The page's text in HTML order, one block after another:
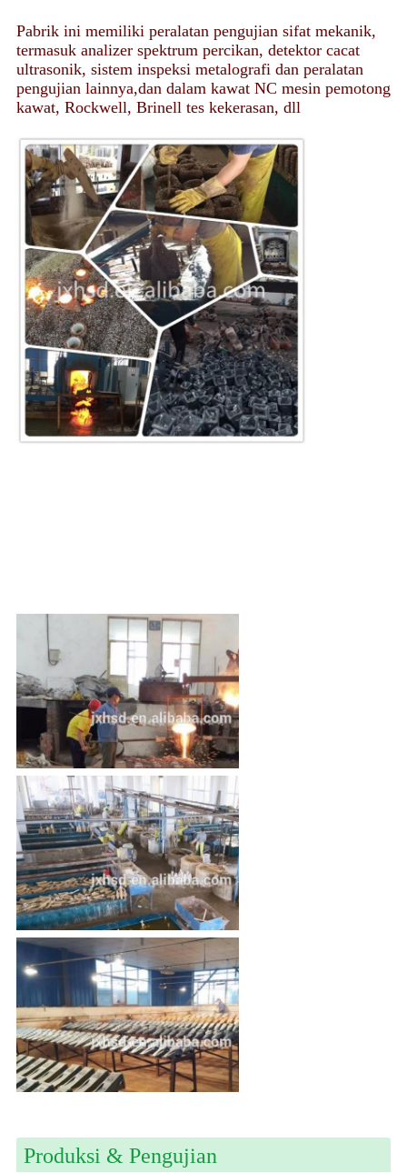
Pabrik ini memiliki peralatan pengujian sifat mekanik,
termasuk analizer spektrum percikan, detektor cacat
ultrasonik, sistem inspeksi metalografi dan peralatan
pengujian lainnya,dan dalam kawat NC mesin pemotong
kawat, Rockwell, Brinell tes kekerasan, dll
Produksi & Pengujian